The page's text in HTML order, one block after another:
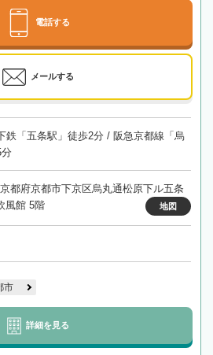
電話する
メールする
鉄「五条駅」徒歩2分 / 阪急京都線「烏
都府京都市下京区烏丸通松原下ル五条
風館 5階
地図
市
詳細を見る